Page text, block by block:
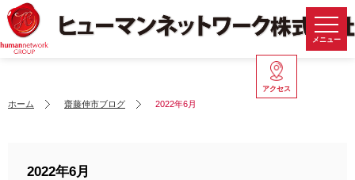
メニュー
アクセス
ホーム 齋藤伸市ブログ 2022年6月
2022年6月